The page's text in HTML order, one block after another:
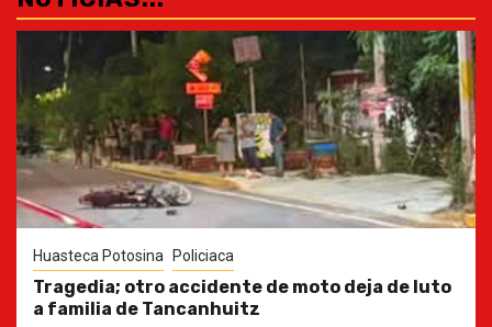
Huasteca Potosina Policiaca
Tragedia; otro accidente de moto deja de luto
a familia de Tancanhuitz